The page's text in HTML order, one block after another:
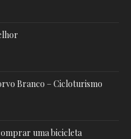
Branco – Cicloturismo
uma bicicleta